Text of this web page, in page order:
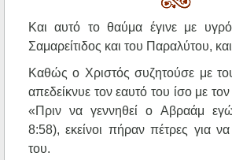
Και αυτό το θαύμα έγινε με
Σαμαρείτιδος και του Παραλύτου,
Καθώς ο Χριστός συζητούσε με
απεδείκνυε τον εαυτό του ίσο με
«Πριν να γεννηθεί ο Αβραάμ
8:58), εκείνοι πήραν πέτρες για να
του.